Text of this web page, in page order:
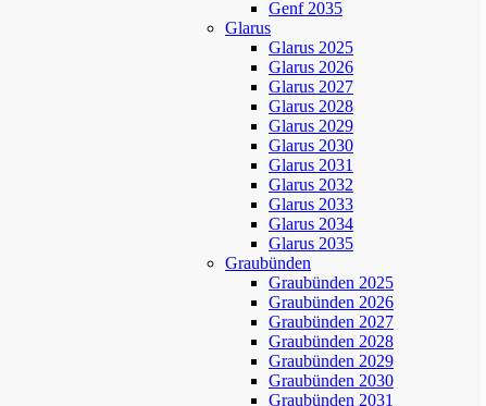
Genf 2035
Glarus
Glarus 2025
Glarus 2026
Glarus 2027
Glarus 2028
Glarus 2029
Glarus 2030
Glarus 2031
Glarus 2032
Glarus 2033
Glarus 2034
Glarus 2035
Graubünden
Graubünden 2025
Graubünden 2026
Graubünden 2027
Graubünden 2028
Graubünden 2029
Graubünden 2030
Graubünden 2031